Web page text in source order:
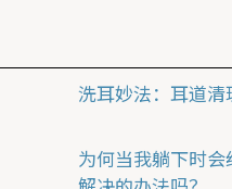
洗耳妙法：耳道
为何当我躺下时